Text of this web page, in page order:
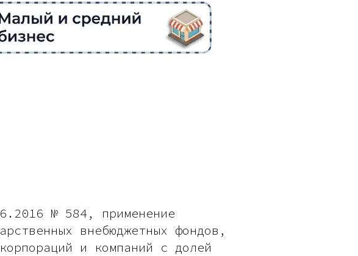
№ 584, применение
внебюджетных фондов,
и компаний с долей